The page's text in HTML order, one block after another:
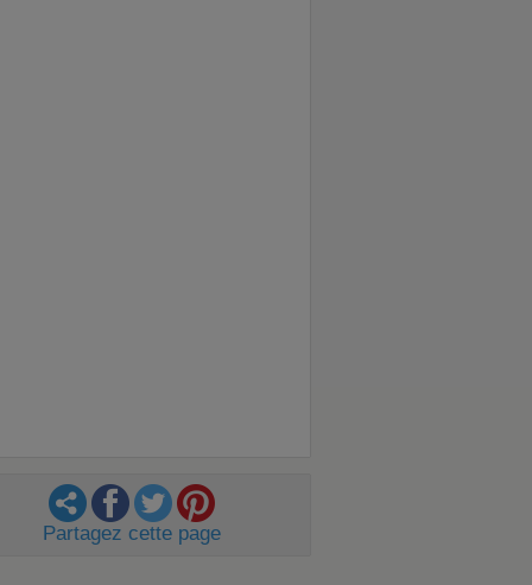
Partagez cette page